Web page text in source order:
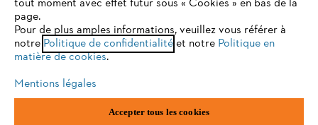
Politique de protection des données
Mentions légales Utilisation des cookies
ANDREAS STIHL NV, Veurtstraat 117, 2870 Puurs-Sint-Amands,
peuvent fonctionner correctement. Pour une utilisation
optimale de notre site, nous vous recommandons de passer à
l'un des navigateurs suivants :
firefox chrome
tout moment avec effet futur sous « Cookies » en bas de la
page.
Pour de plus amples informations, veuillez vous référer à
notre Politique de confidentialitéet notre Politique en
matière de cookies.
Mentions légales
Accepter tous les cookies